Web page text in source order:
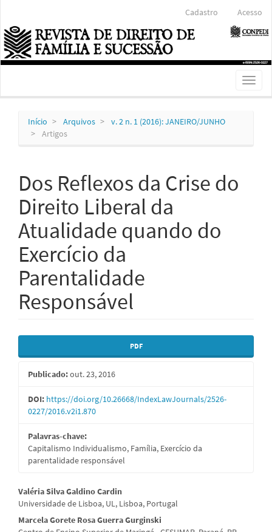
Conteúdo
principal
Barra
Lateral
Cadastro Acesso
Toggle
Início Arquivos
v. 2 n. 1 (2016): JANEIRO/JUNHO
Artigos
Dos Reflexos da Crise do
Direito Liberal da
Atualidade quando do
Exercício da
Parentalidade
Responsável
Barra
lateral
de
artigos
PDF
Publicado:out. 23, 2016
DOI: https://doi.org/10.26668/IndexLawJournals/2526-
0227/2016.v2i1.870
Palavras-chave:
Capitalismo Individualismo, Família, Exercício da
parentalidade responsável
Conteúdo
do
Valéria Silva Galdino Cardin
Universidade de Lisboa, UL, Lisboa, Portugal
Marcela Gorete Rosa Guerra Gurginski